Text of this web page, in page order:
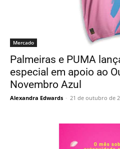
Mercado
Palmeiras e PUMA
especial em apoio ao
Novembro Azul
Alexandra Edwards - 21 de outubro de